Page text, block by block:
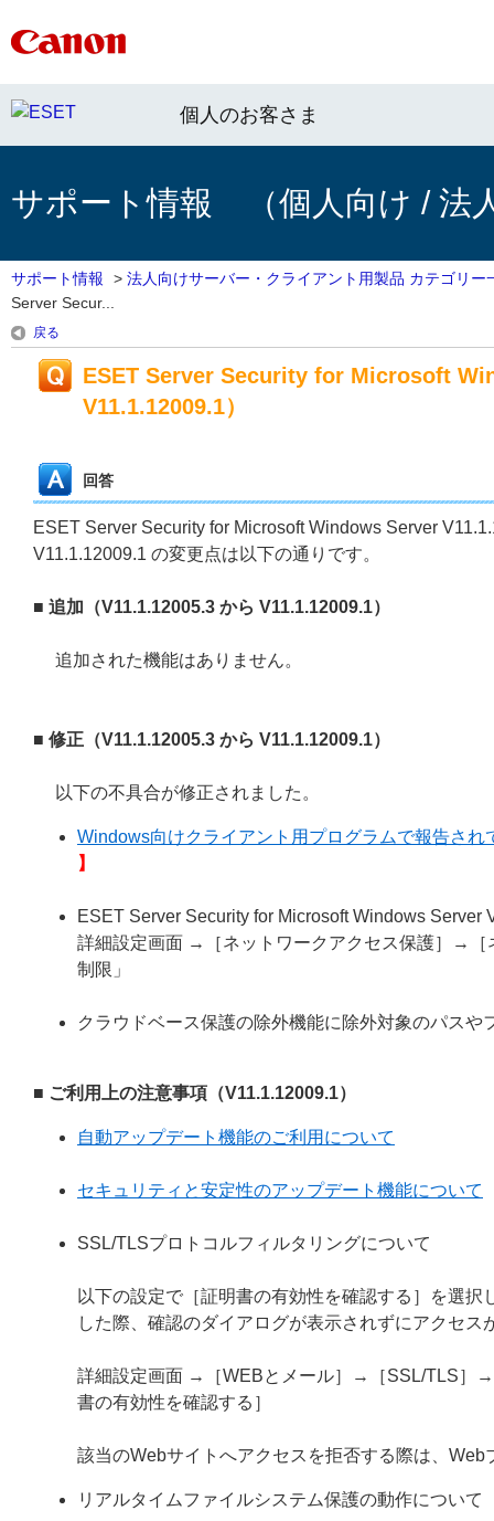
個人のお客さま
サポート情報 （個人向け / 法
サポート情報 > 法人向けサーバー・クライアント用製品 カテゴリー
Server Secur...
戻る
ESET Server Security for Microsoft
V11.1.12009.1）
回答
ESET Server Security for Microsoft Windows Server
V11.1.12009.1 の変更点は以下の通りです。
■ 追加（V11.1.12005.3 から V11.1.12009.1）
追加された機能はありません。
■ 修正（V11.1.12005.3 から V11.1.12009.1）
以下の不具合が修正されました。
Windows向けクライアント用プログラムで報告さ
】
ESET Server Security for Microsoft Windows
詳細設定画面 →［ネットワークアクセス保護］→
制限」
クラウドベース保護の除外機能に除外対象のパスや
■ ご利用上の注意事項（V11.1.12009.1）
自動アップデート機能のご利用について
セキュリティと安定性のアップデート機能について
SSL/TLSプロトコルフィルタリングについて
以下の設定で［証明書の有効性を確認する］を選
した際、確認のダイアログが表示されずにアクセス
詳細設定画面 →［WEBとメール］→［SSL/TLS］
書の有効性を確認する］
該当のWebサイトへアクセスを拒否する際は、
リアルタイムファイルシステム保護の動作について